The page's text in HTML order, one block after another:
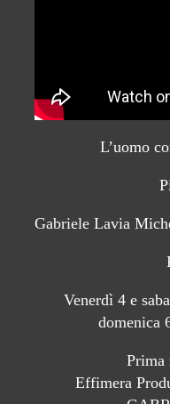
L’uomo
Gabriele Lavia
Venerdì 4 e
domenica
Prima
Effimera